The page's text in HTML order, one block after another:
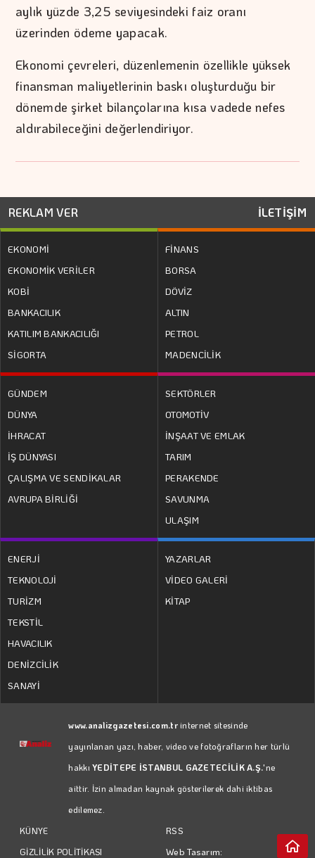
aylık yüzde 3,25 seviyesindeki faiz oranı
üzerinden ödeme yapacak.
Ekonomi çevreleri, düzenlemenin özellikle yüksek
finansman maliyetlerinin baskı oluşturduğu bir
dönemde şirket bilançolarına kısa vadede nefes
aldırabileceğini değerlendiriyor.
REKLAM VER İLETİŞİM
EKONOMİ
EKONOMİK VERİLER
KOBİ
BANKACILIK
KATILIM BANKACILIĞI
SİGORTA
FİNANS
BORSA
DÖVİZ
ALTIN
PETROL
MADENCİLİK
GÜNDEM
DÜNYA
İHRACAT
İŞ DÜNYASI
ÇALIŞMA VE SENDİKALAR
AVRUPA BİRLİĞİ
SEKTÖRLER
OTOMOTİV
İNŞAAT VE EMLAK
TARIM
PERAKENDE
SAVUNMA
ULAŞIM
ENERJİ
TEKNOLOJİ
TURİZM
TEKSTİL
HAVACILIK
DENİZCİLİK
SANAYİ
YAZARLAR
VİDEO GALERİ
KİTAP
www.analizgazetesi.com.trinternet sitesinde
yayınlanan yazı, haber, video ve fotoğrafların her türlü
hakkıYEDİTEPE İSTANBUL GAZETECİLİK A.Ş.'ne
aittir. İzin almadan kaynak gösterilerek dahi iktibas
edilemez.
KÜNYE
GİZLİLİK POLİTİKASI
RSS
Web Tasarım: